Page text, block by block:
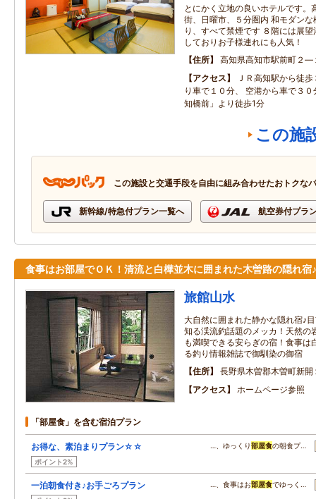
とにかく立地の良いホテルです。
街、日曜市、５分圏内 和モダン
り、すべて禁煙です ８階には展
しておりお子様連れにも人気！
住所
高知県高知市駅前町２―
アクセス
ＪＲ高知駅から徒
り車で１０分、 空港から車で３
知橋前」より徒歩1分
この施
この施設と交通手段を自由に組み合わせたおトクな
新幹線/特急付プラン一覧へ 航空券付プラ
食事はお部屋でＯＫ！清流と白樺並木に囲まれた木曽路の隠れ宿♪
旅館山水
大自然に囲まれた静かな隠れ宿♪
知る渓流釣話題のメッカ！天然の
も満喫できる安らぎの宿！食事は
る釣り情報雑誌で御馴染の御宿
住所
長野県木曽郡木曽町新開
アクセス
ホームページ参照
「部屋食」を含む宿泊プラン
お得な、素泊まりプラン☆☆
ポイント2%
…、ゆっくり部屋食の朝食プ…
一泊朝食付き♪お手ごろプラン …、食事はお部屋食でゆっく…